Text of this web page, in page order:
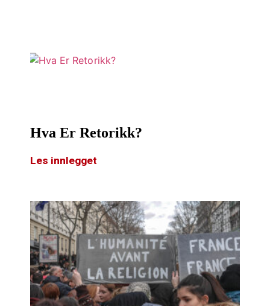
Hva Er Retorikk?
Les innlegget